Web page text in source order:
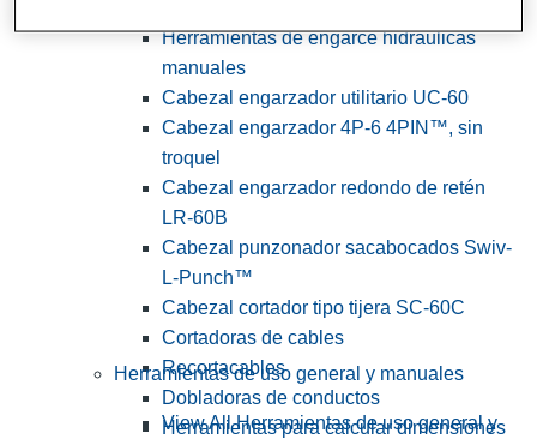
Herramientas de engarce hidráulicas
manuales
Cabezal engarzador utilitario UC-60
Cabezal engarzador 4P-6 4PIN™, sin
troquel
Cabezal engarzador redondo de retén
LR-60B
Cabezal punzonador sacabocados Swiv-
L-Punch™
Cabezal cortador tipo tijera SC-60C
Cortadoras de cables
Recortacables
Dobladoras de conductos
Herramientas para calcular dimensiones
Herramientas de uso general y manuales
View All Herramientas de uso general y